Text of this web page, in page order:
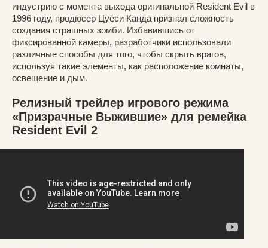
индустрию с момента выхода оригинальной Resident Evil в
1996 году, продюсер Цуёси Канда признал сложность
создания страшных зомби. Избавившись от
фиксированной камеры, разработчики использовали
различные способы для того, чтобы скрыть врагов,
используя такие элементы, как расположение комнаты,
освещение и дым.
Релизный трейлер игрового режима
«Призрачные Выжившие» для ремейка
Resident Evil 2